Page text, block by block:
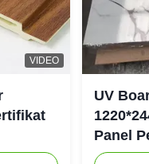
VIDEO
UV
Panel